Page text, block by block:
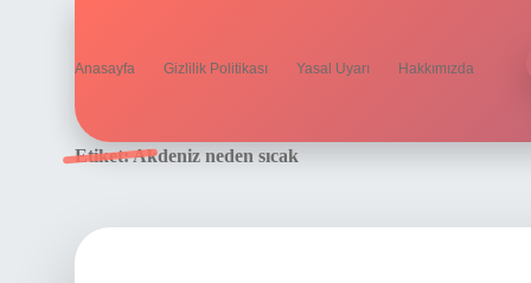
Anasayfa Gizlilik Politikası Yasal Uyarı Hakkımızda
Etiket:Akdeniz neden sıcak